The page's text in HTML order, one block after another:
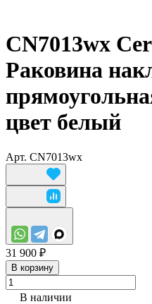
CN7013wx
Раковина
цвет белый
Арт. CN7013wx
31 900 ₽
В корзину
В наличии